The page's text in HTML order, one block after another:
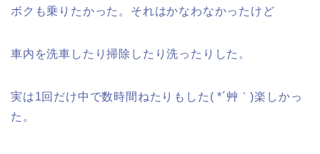
ボクも乗りたかった。それはかなわなかったけど
車内を洗車したり掃除したり洗ったりした。
実は1回だけ中で数時間ねたりもした( *´艸｀)楽しかっ
た。